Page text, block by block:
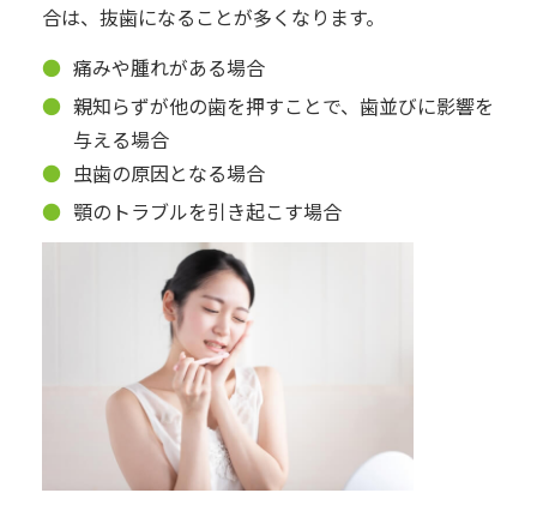
合は、抜歯になることが多くなります。
痛みや腫れがある場合
親知らずが他の歯を押すことで、歯並びに影響を
与える場合
虫歯の原因となる場合
顎のトラブルを引き起こす場合